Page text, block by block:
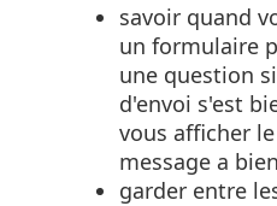
savoir quand
un formulaire
une question
d'envoi s'est
vous afficher
message a
garder entre